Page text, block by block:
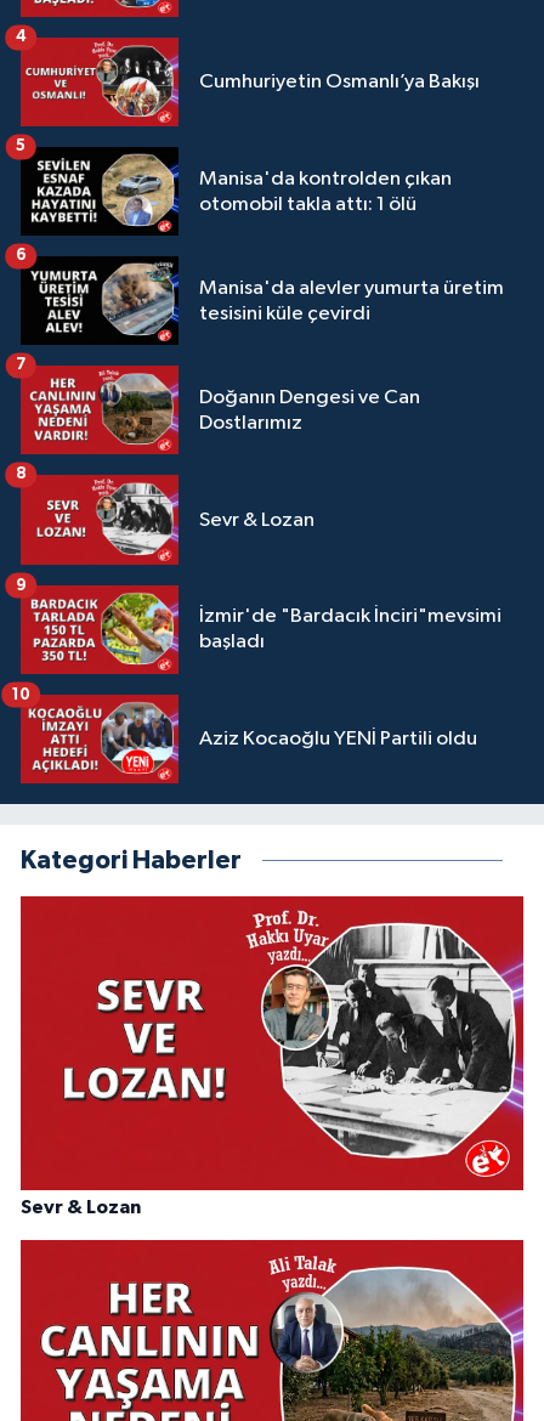
Cumhuriyetin Osmanlı’ya Bakışı
4
Manisa'da kontrolden çıkan
otomobil takla attı: 1 ölü
5
Manisa'da alevler yumurta üretim
tesisini küle çevirdi
6
Doğanın Dengesi ve Can
Dostlarımız
7
Sevr & Lozan
8
İzmir'de "Bardacık İnciri"mevsimi
başladı
9
Aziz Kocaoğlu YENİ Partili oldu
10
Kategori Haberler
Sevr & Lozan